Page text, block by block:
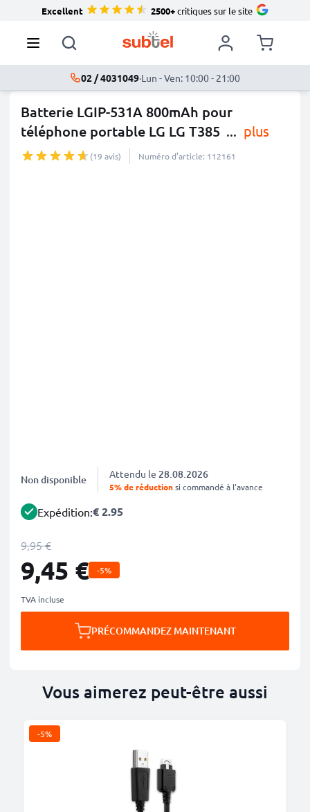
Excellent 2500+critiques sur le site
02 / 4031049·Lun - Ven: 10:00 - 21:00
Batterie LGIP-531A 800mAh pour
téléphone portable LG LG T385 ... plus
(19 avis) Numéro d’article: 112161
Non disponible Attendu le 28.08.2026
5% de réductionsi commandé à l'avance
Expédition:€ 2.95
9,95 €
9,45 € -5%
TVA incluse
PRÉCOMMANDEZ MAINTENANT
Vous aimerez peut-être aussi
-5%